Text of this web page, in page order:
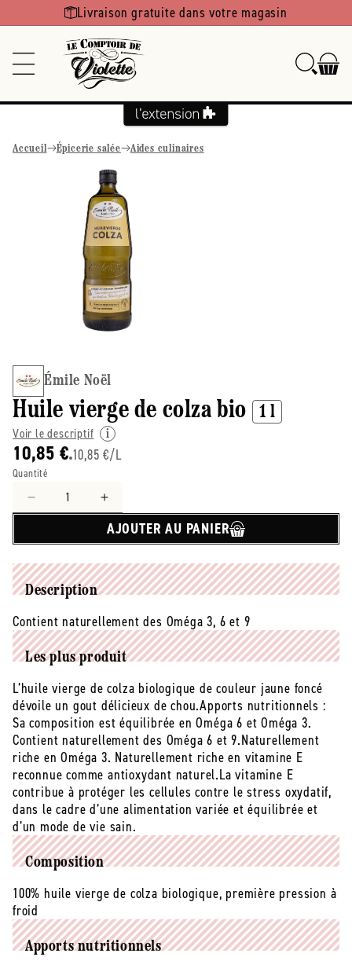
Ignorer et
passer au Livraison gratuite dans votre magasin
Accueil Épicerie salée Aides culinaires
Émile Noël
Huile vierge de colza bio 1 l
Voir le descriptif
10,85 €10,85 €/L
Quantité
Réduire
émile
Noël
-
Huile
vierge
colza
bio
-
1
l
Augmenter
la
quantité
émile
Noël
-
Huile
vierge
colza
bio
-
1
l
AJOUTER AU PANIER
Description
Contient naturellement des Oméga 3, 6 et 9
Les plus produit
L’huile vierge de colza biologique de couleur jaune foncé
dévoile un gout délicieux de chou.Apports nutritionnels :
Sa composition est équilibrée en Oméga 6 et Oméga 3.
Contient naturellement des Oméga 6 et 9.Naturellement
riche en Oméga 3. Naturellement riche en vitamine E
reconnue comme antioxydant naturel.La vitamine E
contribue à protéger les cellules contre le stress oxydatif,
dans le cadre d’une alimentation variée et équilibrée et
d’un mode de vie sain.
Composition
100% huile vierge de colza biologique, première pression à
froid
Apports nutritionnels